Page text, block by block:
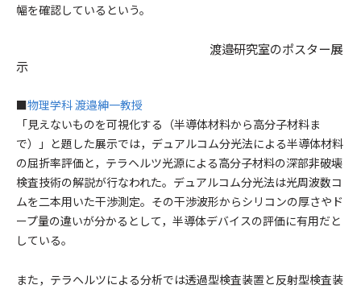
幅を確認しているという。
渡邉研究室のポスター展
示
■物理学科 渡邉紳一教授
「見えないものを可視化する（半導体材料から高分子材料ま
で）」と題した展示では，デュアルコム分光法による半導体材料
の屈折率評価と，テラヘルツ光源による高分子材料の深部非破壊
検査技術の解説が行なわれた。デュアルコム分光法は光周波数コ
ムを二本用いた干渉測定。その干渉波形からシリコンの厚さやド
ープ量の違いが分かるとして，半導体デバイスの評価に有用だと
している。
また，テラヘルツによる分析では透過型検査装置と反射型検査装